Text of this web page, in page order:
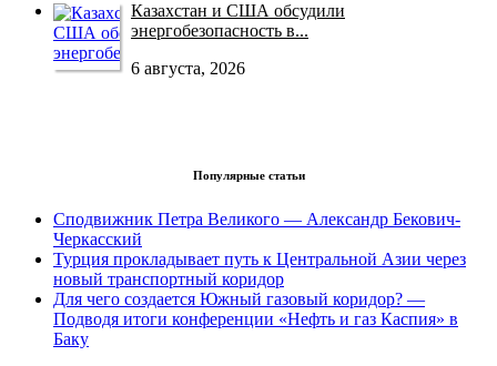
Казахстан и США обсудили
энергобезопасность в...
6 августа, 2026
Популярные статьи
Сподвижник Петра Великого — Александр Бекович-
Черкасский
Турция прокладывает путь к Центральной Азии через
новый транспортный коридор
Для чего создается Южный газовый коридор? —
Подводя итоги конференции «Нефть и газ Каспия» в
Баку